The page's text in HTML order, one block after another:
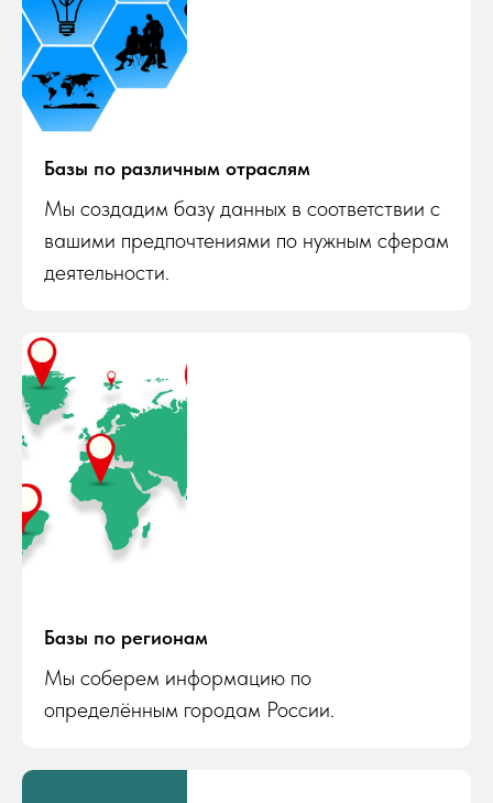
Базы по различным отраслям
Мы создадим базу данных в соответствии с
вашими предпочтениями по нужным сферам
деятельности.
Базы по регионам
Мы соберем информацию по
определённым городам России.